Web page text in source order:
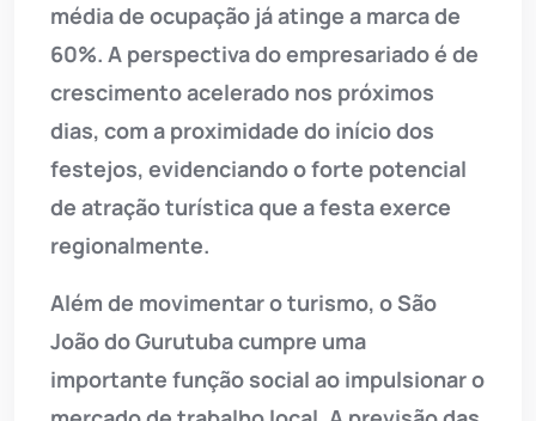
média de ocupação já atinge a marca de
60%. A perspectiva do empresariado é de
crescimento acelerado nos próximos
dias, com a proximidade do início dos
festejos, evidenciando o forte potencial
de atração turística que a festa exerce
regionalmente.
Além de movimentar o turismo, o São
João do Gurutuba cumpre uma
importante função social ao impulsionar o